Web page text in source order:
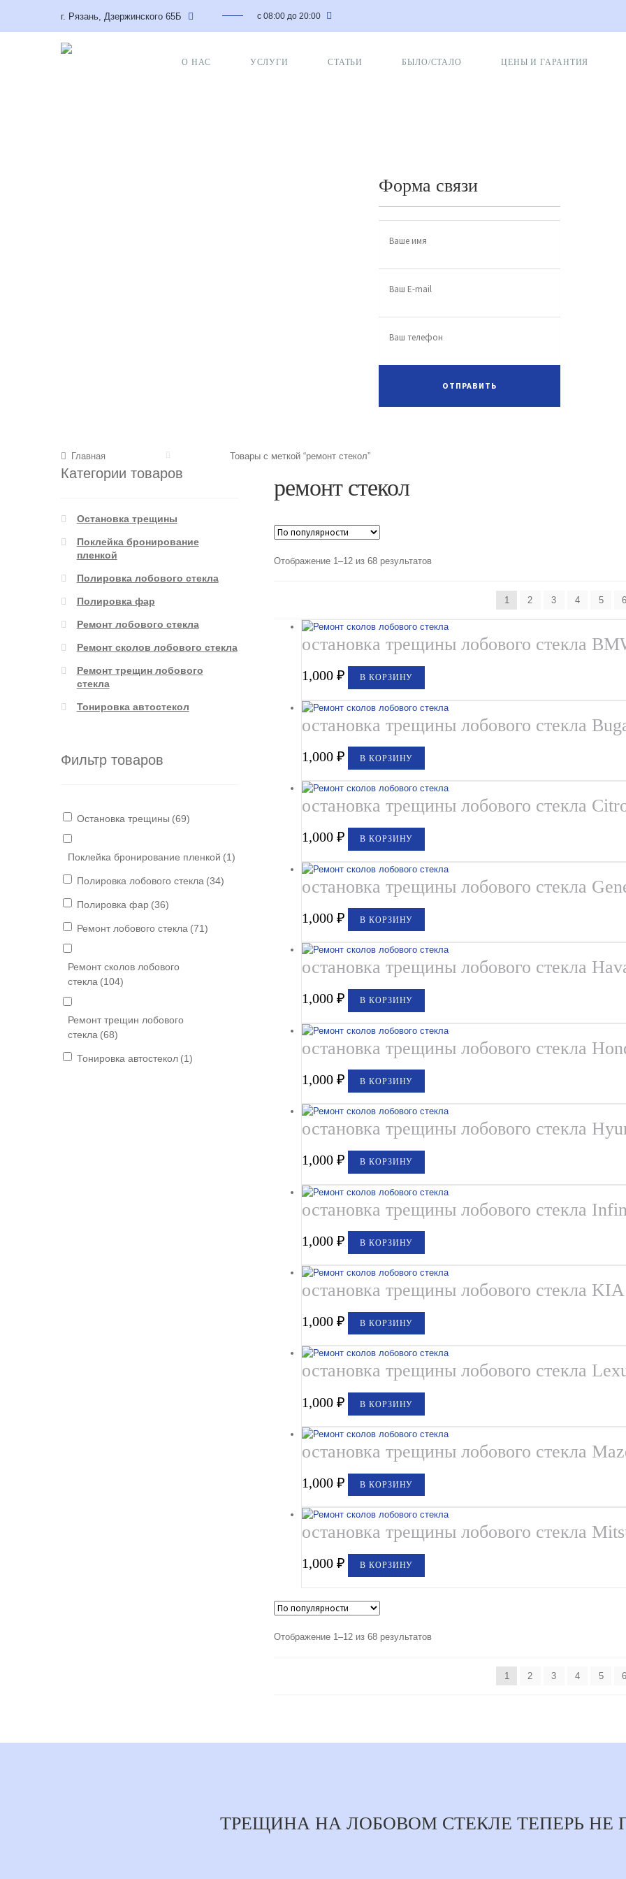
г. Рязань, Дзержинского 65Б с 08:00 до 20:00
О НАС УСЛУГИ СТАТЬИ БЫЛО/СТАЛО ЦЕНЫ И ГАРАНТИЯ
Форма связи
Главная Товары с меткой “ремонт стекол”
ремонт стекол
Отображение 1–12 из 68 результатов
1 2 3 4 5 6
остановка трещины лобового стекла
1,000₽ В КОРЗИНУ
остановка трещины лобового стекла
1,000₽ В КОРЗИНУ
остановка трещины лобового стекла
1,000₽ В КОРЗИНУ
остановка трещины лобового стекла
1,000₽ В КОРЗИНУ
остановка трещины лобового стекла
1,000₽ В КОРЗИНУ
остановка трещины лобового стекла
1,000₽ В КОРЗИНУ
остановка трещины лобового стекла
1,000₽ В КОРЗИНУ
остановка трещины лобового стекла
1,000₽ В КОРЗИНУ
остановка трещины лобового стекла KIA
1,000₽ В КОРЗИНУ
остановка трещины лобового стекла
1,000₽ В КОРЗИНУ
остановка трещины лобового стекла
1,000₽ В КОРЗИНУ
остановка трещины лобового стекла
1,000₽ В КОРЗИНУ
Отображение 1–12 из 68 результатов
1 2 3 4 5 6
Категории товаров
Остановка трещины
Поклейка бронирование
пленкой
Полировка лобового стекла
Полировка фар
Ремонт лобового стекла
Ремонт сколов лобового стекла
Ремонт трещин лобового
стекла
Тонировка автостекол
Фильтр товаров
Остановка трещины (69)
Поклейка бронирование пленкой (1)
Полировка лобового стекла (34)
Полировка фар (36)
Ремонт лобового стекла (71)
Ремонт сколов лобового
стекла (104)
Ремонт трещин лобового
стекла (68)
Тонировка автостекол (1)
ТРЕЩИНА НА ЛОБОВОМ СТЕКЛЕ ТЕПЕРЬ НЕ